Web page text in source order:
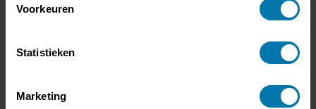
Voorkeuren
Statistieken
Marketing
Met trots kondigen wij aan dat Besco een samenwerking heeft
aangegaan met Cerner, een internationaal toonaangevend bedrijf actief